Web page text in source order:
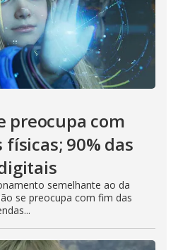
preocupa com
90% das
semelhante ao da
se preocupa com fim das